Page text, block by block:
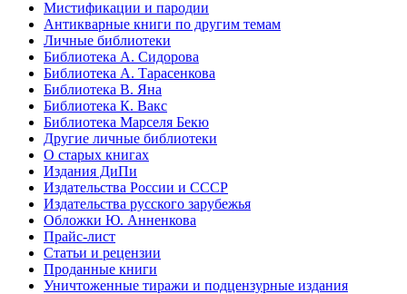
Мистификации и пародии
Антикварные книги по другим темам
Личные библиотеки
Библиотека А. Сидорова
Библиотека А. Тарасенкова
Библиотека В. Яна
Библиотека К. Вакс
Библиотека Марселя Бекю
Другие личные библиотеки
О старых книгах
Издания ДиПи
Издательства России и СССР
Издательства русского зарубежья
Обложки Ю. Анненкова
Прайс-лист
Статьи и рецензии
Проданные книги
Уничтоженные тиражи и подцензурные издания